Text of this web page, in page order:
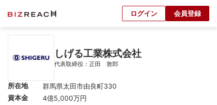
ログイン 会員登録
しげる工業株式会社
代表取締役：正田　敦郎
所在地
群馬県太田市由良町330
資本金
4億5,000万円